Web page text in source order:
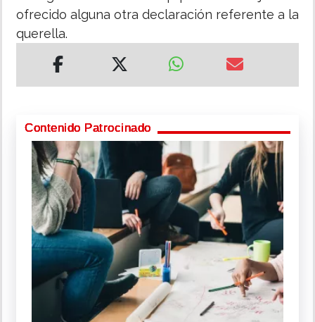
ofrecido alguna otra declaración referente a la
querella.
Contenido Patrocinado